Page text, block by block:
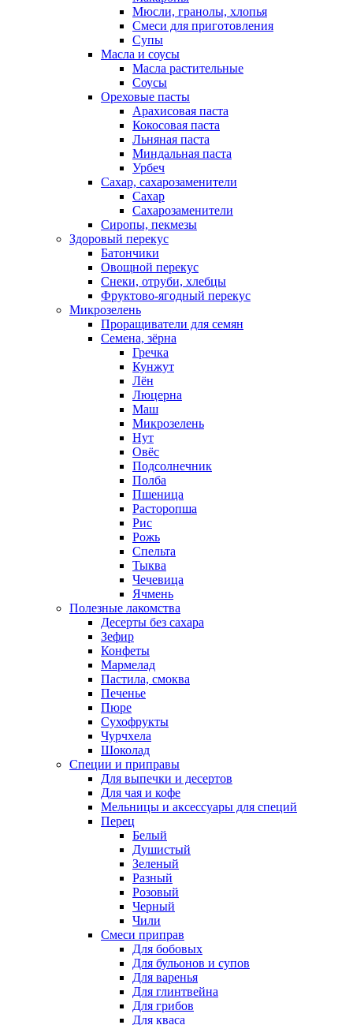
Мюсли, гранолы, хлопья
Смеси для приготовления
Супы
Масла и соусы
Масла растительные
Соусы
Ореховые пасты
Арахисовая паста
Кокосовая паста
Льняная паста
Миндальная паста
Урбеч
Сахар, сахарозаменители
Сахар
Сахарозаменители
Сиропы, пекмезы
Здоровый перекус
Батончики
Овощной перекус
Снеки, отруби, хлебцы
Фруктово-ягодный перекус
Микрозелень
Проращиватели для семян
Семена, зёрна
Гречка
Кунжут
Лён
Люцерна
Маш
Микрозелень
Нут
Овёс
Подсолнечник
Полба
Пшеница
Расторопша
Рис
Рожь
Спельта
Тыква
Чечевица
Ячмень
Полезные лакомства
Десерты без сахара
Зефир
Конфеты
Мармелад
Пастила, смоква
Печенье
Пюре
Сухофрукты
Чурчхела
Шоколад
Специи и приправы
Для выпечки и десертов
Для чая и кофе
Мельницы и аксессуары для специй
Перец
Белый
Душистый
Зеленый
Разный
Розовый
Черный
Чили
Смеси приправ
Для бобовых
Для бульонов и супов
Для варенья
Для глинтвейна
Для грибов
Для кваса